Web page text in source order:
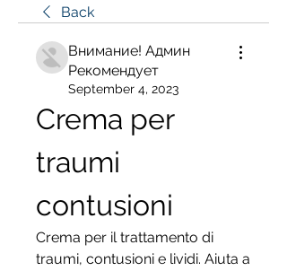
Back
Внимание! Админ
Рекомендует
September 4, 2023
Crema per
traumi
contusioni
Crema per il trattamento di
traumi, contusioni e lividi. Aiuta a